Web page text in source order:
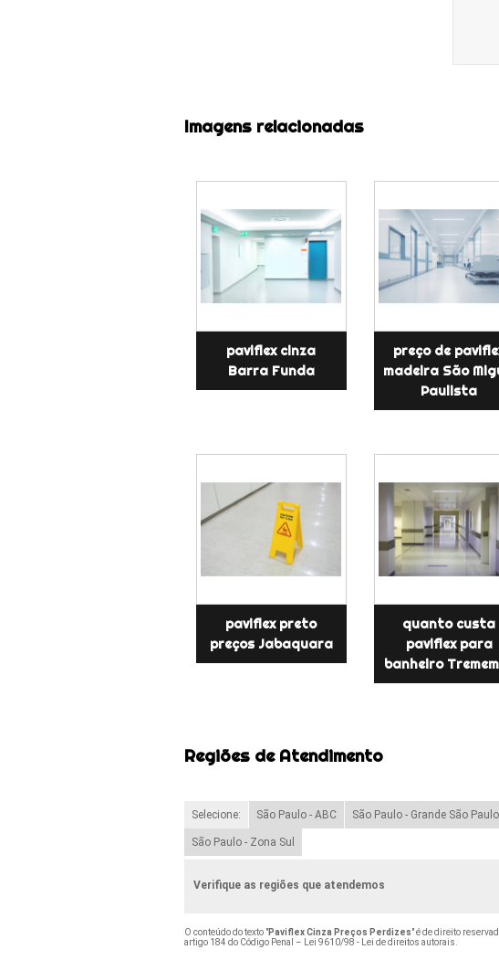
Imagens relacionadas
paviflex cinza
Barra Funda
preço de
madeira São
Paulista
paviflex preto
preços Jabaquara
quanto custa
paviflex para
banheiro
Regiões de Atendimento
Selecione: São Paulo - ABC São Paulo - Grande São Paulo
São Paulo - Zona Sul
Verifique as regiões que atendemos
O conteúdo do texto "Paviflex Cinza Preços Perdizes" é de direito
artigo 184 do Código Penal –
Lei 9610/98 - Lei de direitos autorais